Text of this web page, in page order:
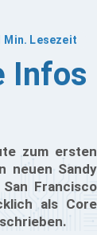
Min. Lesezeit
Infos
zum ersten
neuen Sandy
Francisco
als Core